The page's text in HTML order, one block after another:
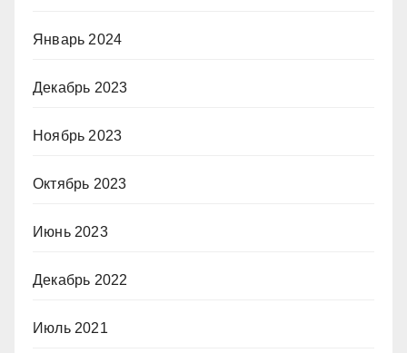
Январь 2024
Декабрь 2023
Ноябрь 2023
Октябрь 2023
Июнь 2023
Декабрь 2022
Июль 2021